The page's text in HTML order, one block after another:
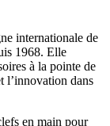
internationale de
1968. Elle
à la pointe de
l’innovation dans
en main pour